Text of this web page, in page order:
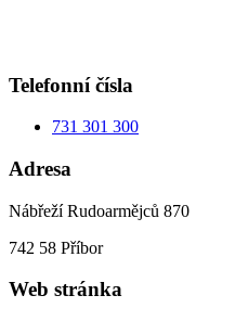
Telefonní čísla
731 301 300
Adresa
Nábřeží Rudoarmějců 870
742 58 Příbor
Web stránka